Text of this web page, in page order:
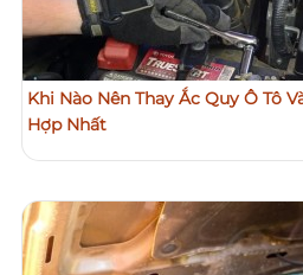
Khi Nào Nên Thay Ắc Quy Ô Tô
Hợp Nhất